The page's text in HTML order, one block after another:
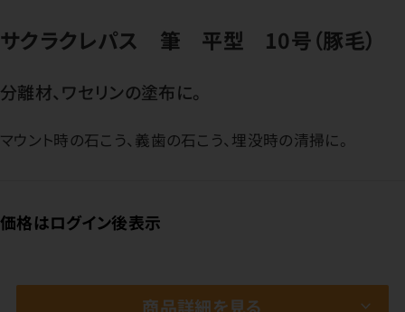
サクラクレパス 筆 平型 10号（豚毛）
分離材、ワセリンの塗布に。
マウント時の石こう、義歯の石こう、埋没時の清掃に。
価格はログイン後表示
商品詳細を見る